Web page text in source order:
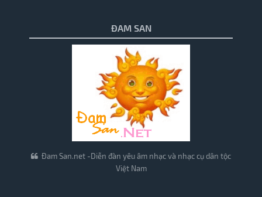
ĐAM SAN
Đam San.net -Diễn đàn yêu âm nhạc và nhạc cụ dân tộc
Việt Nam